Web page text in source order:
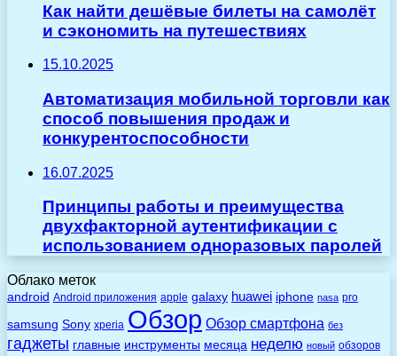
Как найти дешёвые билеты на самолёт
и сэкономить на путешествиях
15.10.2025
Автоматизация мобильной торговли как
способ повышения продаж и
конкурентоспособности
16.07.2025
Принципы работы и преимущества
двухфакторной аутентификации с
использованием одноразовых паролей
Облако меток
android Android приложения apple galaxy huawei iphone nasa pro
samsung Sony xperia Обзор Обзор смартфона без
гаджеты главные инструменты месяца неделю новый обзоров